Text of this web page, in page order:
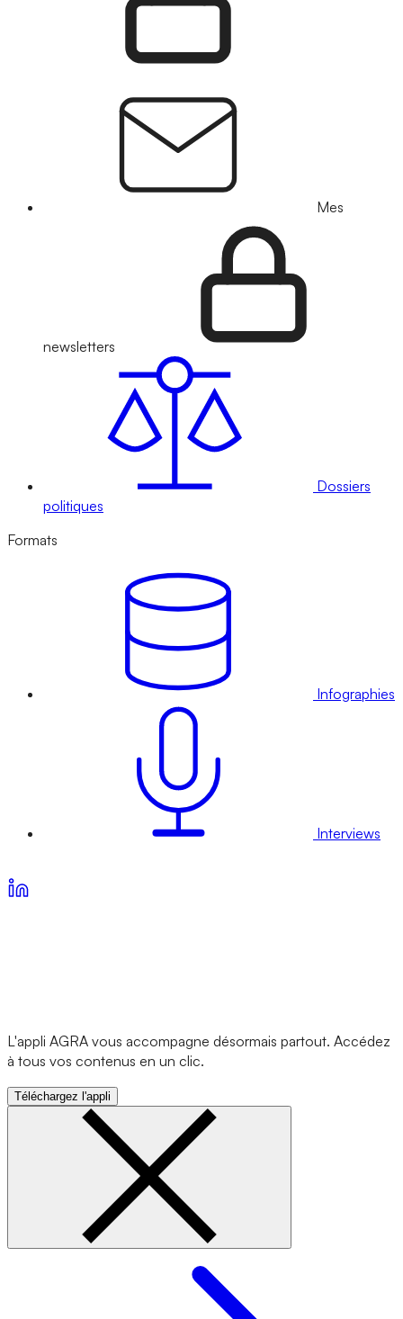
Mes
newsletters
Dossiers
politiques
Formats
Infographies
Interviews
L'appli AGRA vous accompagne désormais partout. Accédez
à tous vos contenus en un clic.
Téléchargez l'appli